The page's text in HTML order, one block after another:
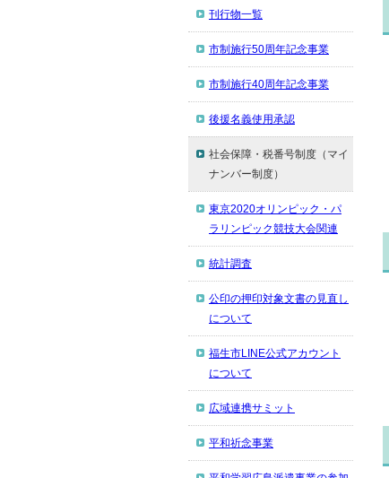
刊行物一覧
市制施行50周年記念事業
市制施行40周年記念事業
後援名義使用承認
社会保障・税番号制度（マイ
ナンバー制度）
東京2020オリンピック・パ
ラリンピック競技大会関連
統計調査
公印の押印対象文書の見直し
について
福生市LINE公式アカウント
について
広域連携サミット
平和祈念事業